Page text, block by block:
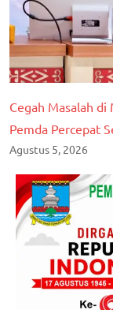
Cegah Masalah
Pemda Percepat
Agustus 5, 2026